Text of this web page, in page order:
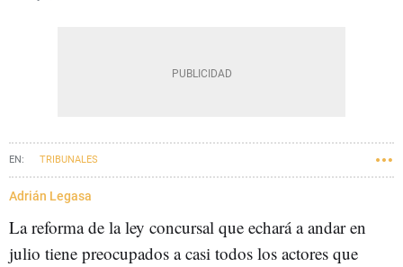
TRIBUNALES
Adrián Legasa
La reforma de la ley concursal que echará a andar en
julio tiene preocupados a casi todos los actores que